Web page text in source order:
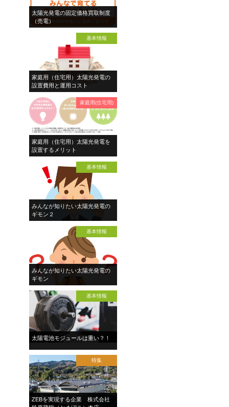
太陽光発電の固定価格買取制度
（売電）
基本情報
家庭用（住宅用）太陽光発電の
設置費用と運用コスト
家庭用(住宅用)
家庭用（住宅用）太陽光発電を
設置するメリット
基本情報
みんなが知りたい太陽光発電の
ギモン２
基本情報
みんなが知りたい太陽光発電の
ギモン
基本情報
太陽電池モジュールは重い？！
特集
ZEBを実現する企業 株式会社